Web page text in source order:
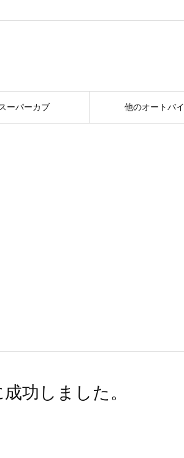
スーパーカブ 他のオートバイ
功しました。